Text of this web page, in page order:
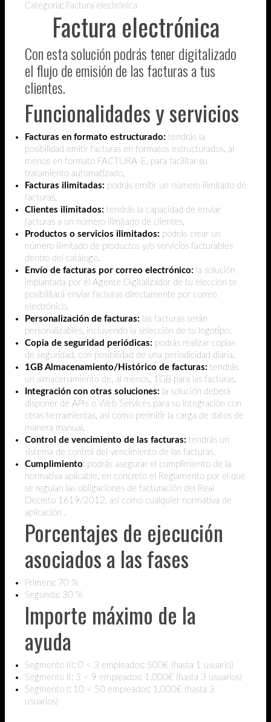
Categoría: Factura electrónica
Factura electrónica
Con esta solución podrás tener digitalizado
el flujo de emisión de las facturas a tus
clientes.
Funcionalidades y servicios
Facturas en formato estructurado: tendrás la
posibilidad emitir facturas en formatos estructurados, al
menos en formato FACTURA-E, para facilitar su
tratamiento automatizado.
Facturas ilimitadas: podrás emitir un número ilimitado de
facturas.
Clientes ilimitados: tendrás la capacidad de enviar
facturas a un número ilimitado de clientes.
Productos o servicios ilimitados: podrás crear un
número ilimitado de productos y/o servicios facturables
dentro del catálogo.
Envío de facturas por correo electrónico: la solución
implantada por el Agente Digitalizador de tu elección te
posibilitará enviar facturas directamente por correo
electrónico.
Personalización de facturas: las facturas serán
personalizables, incluyendo la selección de tu logotipo.
Copia de seguridad periódicas: podrás realizar copias
de seguridad, con posibilidad de una periodicidad diaria.
1GB Almacenamiento/Histórico de facturas: tendrás
un almacenamiento de, al menos, 1GB para las facturas.
Integración con otras soluciones: la solución deberá
disponer de APIs o Web Services para su integración con
otras herramientas, así como permitir la carga de datos de
manera manual.
Control de vencimiento de las facturas: tendrás un
sistema de control del vencimiento de las facturas.
Cumplimiento: podrás asegurar el cumplimiento de la
normativa aplicable, en concreto el Reglamento por el que
se regulan las obligaciones de facturación del Real
Decreto 1619/2012, así como cualquier normativa de
aplicación .
Porcentajes de ejecución
asociados a las fases
Primera: 70 %
Segunda: 30 %
Importe máximo de la
ayuda
Segmento III: 0 < 3 empleados: 500€ (hasta 1 usuario)
Segmento II: 3 < 9 empleados: 1.000€ (hasta 3 usuarios)
Segmento I: 10 < 50 empleados: 1.000€ (hasta 3
usuarios)